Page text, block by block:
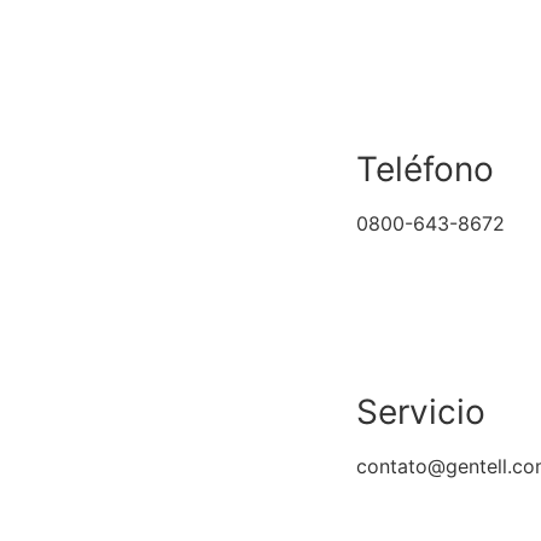
Teléfono
0800-643-8672
Servicio